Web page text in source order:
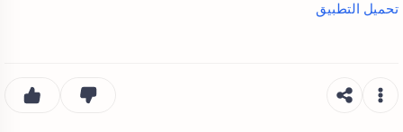
تحميل التطبيق